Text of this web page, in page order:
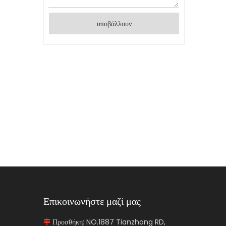
υποβάλλουν
Επικοινωνήστε μαζί μας
 Προσθήκη: NO.1887 Tianzhong RD,